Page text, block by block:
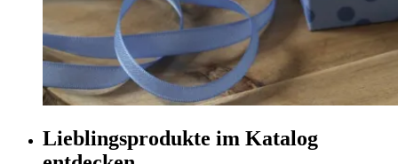
Lieblingsprodukte im Katalog